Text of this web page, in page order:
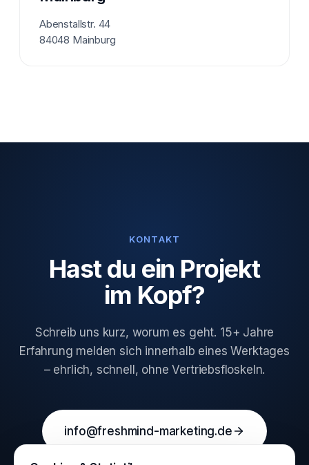
Abenstallstr. 44
84048 Mainburg
KONTAKT
Hast du ein Projekt
im Kopf?
Schreib uns kurz, worum es geht. 15+ Jahre
Erfahrung melden sich innerhalb eines Werktages
– ehrlich, schnell, ohne Vertriebsfloskeln.
info@freshmind-marketing.de